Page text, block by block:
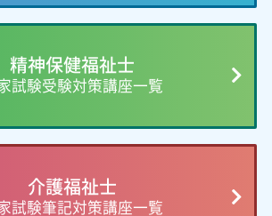
精神保健福祉士
試験受験対策講座一覧
介護福祉士
試験筆記対策講座一覧